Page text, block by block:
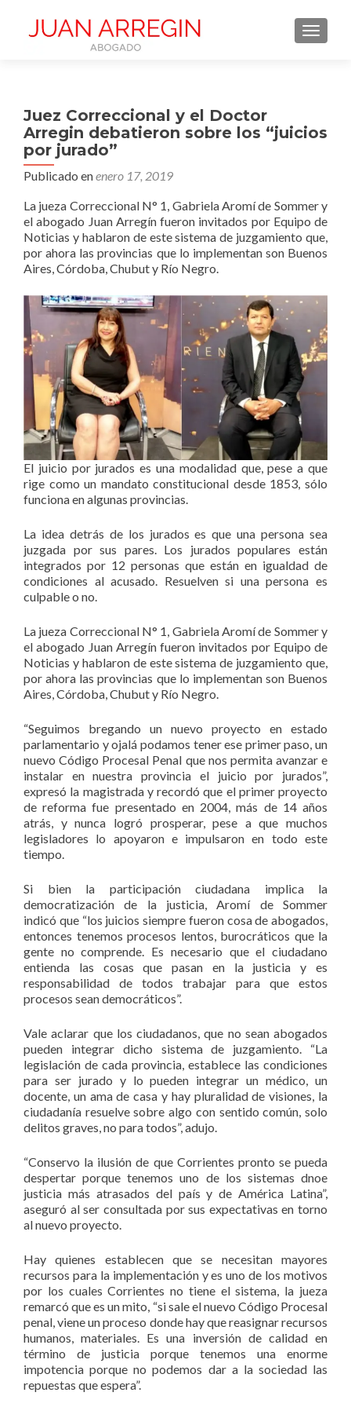
Juez Correccional y el Doctor
Arregin debatieron sobre los “juicios
por jurado”
Publicado enenero 17, 2019
La jueza Correccional N° 1, Gabriela Aromí de Sommer y
el abogado Juan Arregín fueron invitados por Equipo de
Noticias y hablaron de este sistema de juzgamiento que,
por ahora las provincias que lo implementan son Buenos
Aires, Córdoba, Chubut y Río Negro.
El juicio por jurados es una modalidad que, pese a que
rige como un mandato constitucional desde 1853, sólo
funciona en algunas provincias.
La idea detrás de los jurados es que una persona sea
juzgada por sus pares. Los jurados populares están
integrados por 12 personas que están en igualdad de
condiciones al acusado. Resuelven si una persona es
culpable o no.
La jueza Correccional N° 1, Gabriela Aromí de Sommer y
el abogado Juan Arregín fueron invitados por Equipo de
Noticias y hablaron de este sistema de juzgamiento que,
por ahora las provincias que lo implementan son Buenos
Aires, Córdoba, Chubut y Río Negro.
“Seguimos bregando un nuevo proyecto en estado
parlamentario y ojalá podamos tener ese primer paso, un
nuevo Código Procesal Penal que nos permita avanzar e
instalar en nuestra provincia el juicio por jurados”,
expresó la magistrada y recordó que el primer proyecto
de reforma fue presentado en 2004, más de 14 años
atrás, y nunca logró prosperar, pese a que muchos
legisladores lo apoyaron e impulsaron en todo este
tiempo.
Si bien la participación ciudadana implica la
democratización de la justicia, Aromí de Sommer
indicó que “los juicios siempre fueron cosa de abogados,
entonces tenemos procesos lentos, burocráticos que la
gente no comprende. Es necesario que el ciudadano
entienda las cosas que pasan en la justicia y es
responsabilidad de todos trabajar para que estos
procesos sean democráticos”.
Vale aclarar que los ciudadanos, que no sean abogados
pueden integrar dicho sistema de juzgamiento. “La
legislación de cada provincia, establece las condiciones
para ser jurado y lo pueden integrar un médico, un
docente, un ama de casa y hay pluralidad de visiones, la
ciudadanía resuelve sobre algo con sentido común, solo
delitos graves, no para todos”, adujo.
“Conservo la ilusión de que Corrientes pronto se pueda
despertar porque tenemos uno de los sistemas dnoe
justicia más atrasados del país y de América Latina”,
aseguró al ser consultada por sus expectativas en torno
al nuevo proyecto.
Hay quienes establecen que se necesitan mayores
recursos para la implementación y es uno de los motivos
por los cuales Corrientes no tiene el sistema, la jueza
remarcó que es un mito, “si sale el nuevo Código Procesal
penal, viene un proceso donde hay que reasignar recursos
humanos, materiales. Es una inversión de calidad en
término de justicia porque tenemos una enorme
impotencia porque no podemos dar a la sociedad las
repuestas que espera”.